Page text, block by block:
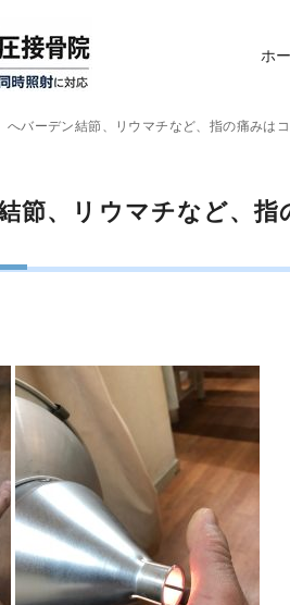
ホ
へバーデン結節、リウマチなど、指の痛みは
節、リウマチなど、